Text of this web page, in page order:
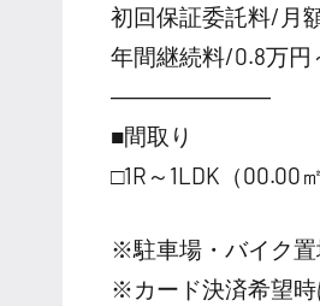
初回保証委託料/月
年間継続料/0.8万円
―――――――
■間取り
□1R～1LDK（00.00
※駐車場・バイク置
※カード決済希望時